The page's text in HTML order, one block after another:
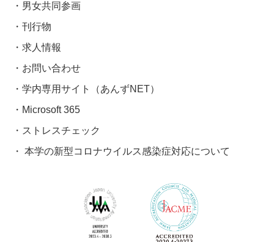
男女共同参画
刊行物
求人情報
お問い合わせ
学内専用サイト（あんずNET）
Microsoft 365
ストレスチェック
本学の新型コロナウイルス感染症対応について